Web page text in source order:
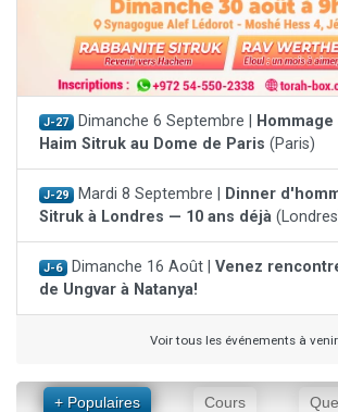
J-27 Dimanche 6 Septembre |
Haim Sitruk au Dome de Paris (Paris)
J-29 Mardi 8 Septembre |
Dinner
Sitruk à Londres — 10 ans déjà
J-6 Dimanche 16 Août | Venez
de Ungvar à Natanya!
Voir tous les événements à venir
+ Populaires Cours